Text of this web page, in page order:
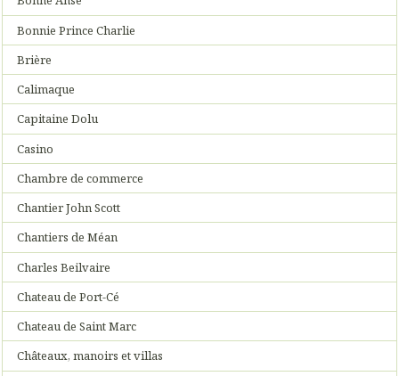
Bonnie Prince Charlie
Brière
Calimaque
Capitaine Dolu
Casino
Chambre de commerce
Chantier John Scott
Chantiers de Méan
Charles Beilvaire
Chateau de Port-Cé
Chateau de Saint Marc
Châteaux, manoirs et villas